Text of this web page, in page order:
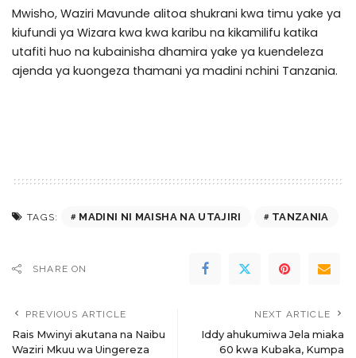
Mwisho, Waziri Mavunde alitoa shukrani kwa timu yake ya
kiufundi ya Wizara kwa kwa karibu na kikamilifu katika
utafiti huo na kubainisha dhamira yake ya kuendeleza
ajenda ya kuongeza thamani ya madini nchini Tanzania.
TAGS: MADINI NI MAISHA NA UTAJIRI TANZANIA
SHARE ON
PREVIOUS ARTICLE
Rais Mwinyi akutana na Naibu
Waziri Mkuu wa Uingereza
NEXT ARTICLE
Iddy ahukumiwa Jela miaka
60 kwa Kubaka, Kumpa